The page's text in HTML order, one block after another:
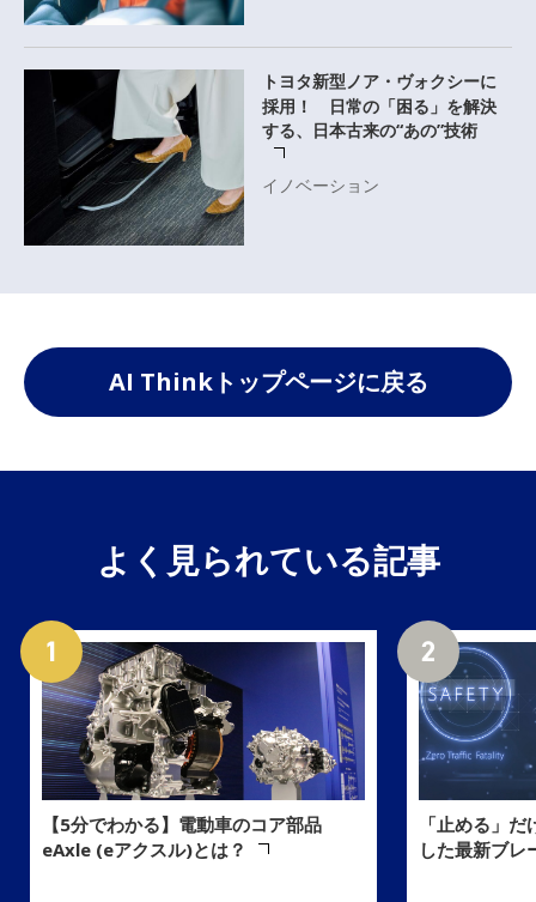
トヨタ新型ノア・ヴォクシーに
採用！ 日常の「困る」を解決
する、日本古来の“あの”技術
イノベーション
AI Thinkトップページに戻る
よく見られている記事
【5分でわかる】電動車のコア部品
eAxle (eアクスル)とは？
「止める」
した最新ブレ